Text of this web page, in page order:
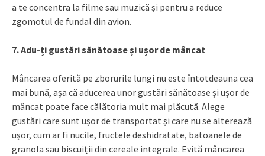
a te concentra la filme sau muzică și pentru a reduce
zgomotul de fundal din avion.
7. Adu-ți gustări sănătoase și ușor de mâncat
Mâncarea oferită pe zborurile lungi nu este întotdeauna cea
mai bună, așa că aducerea unor gustări sănătoase și ușor de
mâncat poate face călătoria mult mai plăcută. Alege
gustări care sunt ușor de transportat și care nu se alterează
ușor, cum ar fi nucile, fructele deshidratate, batoanele de
granola sau biscuiții din cereale integrale. Evită mâncarea